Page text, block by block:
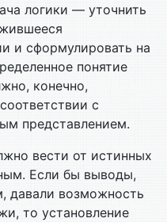
логики — уточнить
и сформулировать на
понятие
конечно,
с
представлением.
вести от истинных
Если бы выводы,
давали возможность
то установление